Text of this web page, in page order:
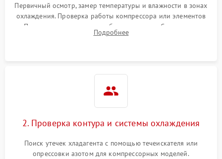
Первичный осмотр, замер температуры и влажности в зонах
охлаждения. Проверка работы компрессора или элементов
Пельтье, оценка уровня вибрации и шума. Считывание
ошибок с модуля управления.
Подробнее
2. Проверка контура и системы охлаждения
Поиск утечек хладагента с помощью течеискателя или
опрессовки азотом для компрессорных моделей.